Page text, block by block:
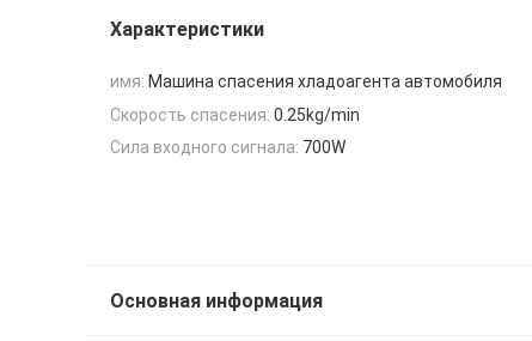
Характеристики
имя: Машина спасения хладоагента автомобиля
Скорость спасения: 0.25kg/min
Сила входного сигнала: 700W
Основная информация